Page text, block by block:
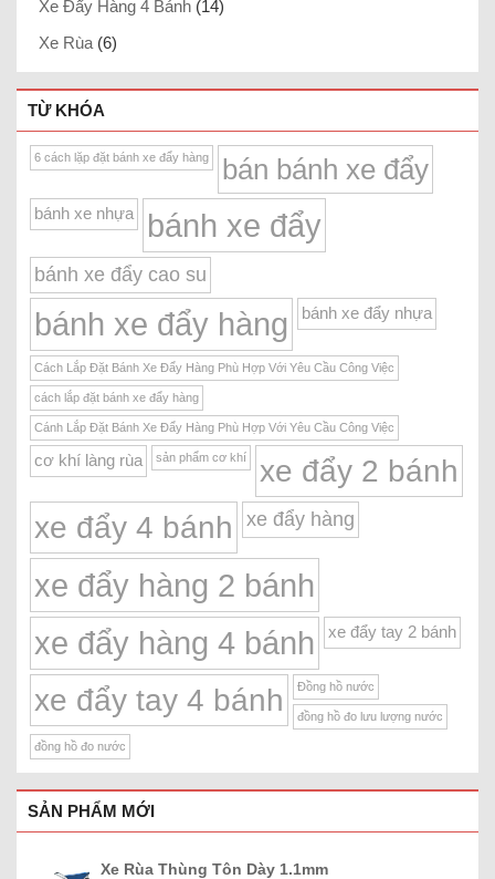
Xe Đẩy Hàng 4 Bánh (14)
Xe Rùa (6)
TỪ KHÓA
6 cách lặp đặt bánh xe đẩy hàng bán bánh xe đẩy
bánh xe nhựa bánh xe đẩy
bánh xe đẩy cao su
bánh xe đẩy hàng bánh xe đẩy nhựa
Cách Lắp Đặt Bánh Xe Đẩy Hàng Phù Hợp Với Yêu Cầu Công Việc
cách lắp đặt bánh xe đẩy hàng
Cánh Lắp Đặt Bánh Xe Đẩy Hàng Phù Hợp Với Yêu Cầu Công Việc
cơ khí làng rùa sản phẩm cơ khí
xe đẩy 2 bánh
xe đẩy 4 bánh
xe đẩy hàng
xe đẩy hàng 2 bánh
xe đẩy hàng 4 bánh xe đẩy tay 2 bánh
xe đẩy tay 4 bánh Đồng hồ nước
đồng hồ đo lưu lượng nước
đồng hồ đo nước
SẢN PHẨM MỚI
Xe Rùa Thùng Tôn Dày 1.1mm